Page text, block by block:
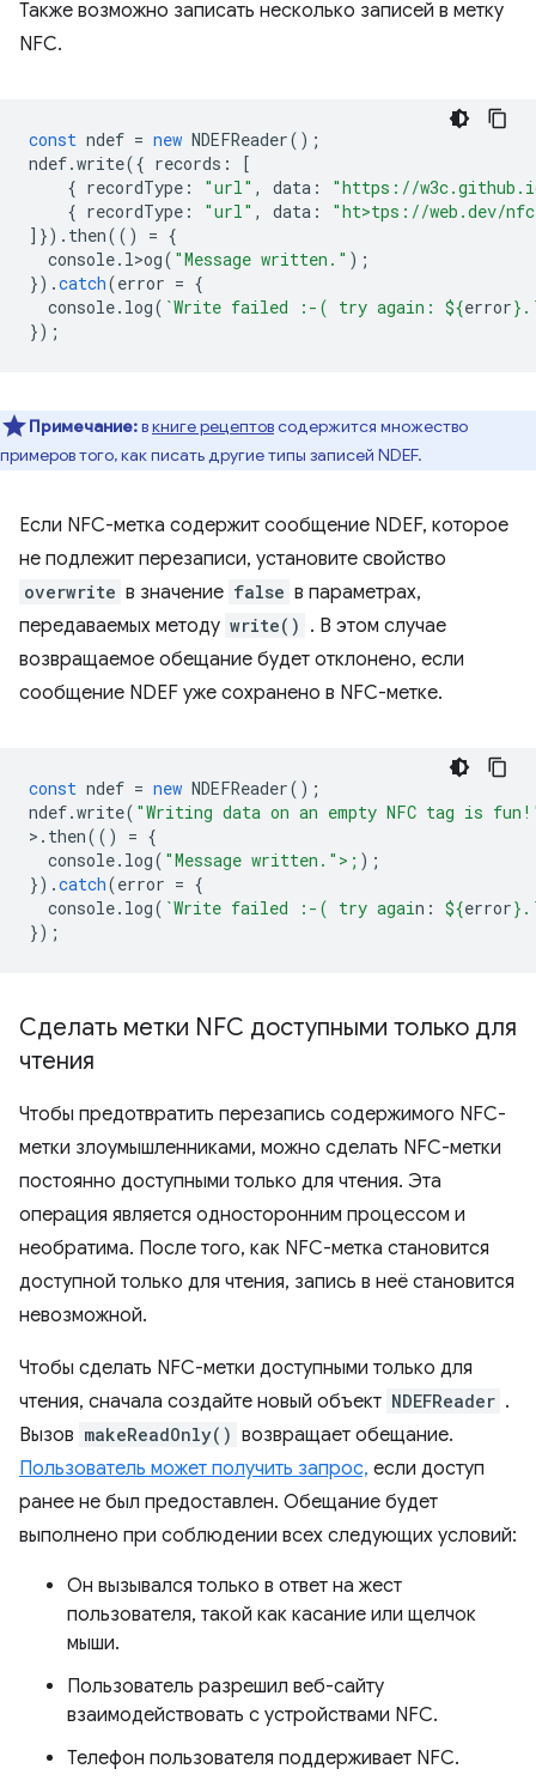
Также возможно записать несколько записей в метку
NFC.
const ndef = new NDEFReader();
ndef.write({ records :
[
{ recordType : "url" , data :
"https://
{ recordType : "url" , data :
"ht>tps://web.dev/
]}). then(() = {
console. l>og( "Message written." );
}).catch(error = {
console. log( `Write failed :-( try again: ${error}
});
Примечание:вкниге рецептовсодержится множество
примеров того, как писать другие типы записей NDEF.
Если NFC-метка содержит сообщение NDEF, которое
не подлежит перезаписи, установите свойство
overwrite в значение false в параметрах,
передаваемых методу write() . В этом случае
возвращаемое обещание будет отклонено, если
сообщение NDEF уже сохранено в NFC-метке.
const ndef = new NDEFReader();
ndef.write( "Writing data on an empty NFC tag is
> . then(() = {
console. log( "Message written.">; );
}).catch(error = {
console. log( `Write failed :-( try again: ${error}
});
Сделать метки NFC доступными только для
чтения
Чтобы предотвратить перезапись содержимого NFC-
метки злоумышленниками, можно сделать NFC-метки
постоянно доступными только для чтения. Эта
операция является односторонним процессом и
необратима. После того, как NFC-метка становится
доступной только для чтения, запись в неё становится
невозможной.
Чтобы сделать NFC-метки доступными только для
чтения, сначала создайте новый объект NDEFReader .
Вызов makeReadOnly() возвращает обещание.
Пользователь может получить запрос, если доступ
ранее не был предоставлен. Обещание будет
выполнено при соблюдении всех следующих условий:
Он вызывался только в ответ на жест
пользователя, такой как касание или щелчок
мыши.
Пользователь разрешил веб-сайту
взаимодействовать с устройствами NFC.
Телефон пользователя поддерживает NFC.